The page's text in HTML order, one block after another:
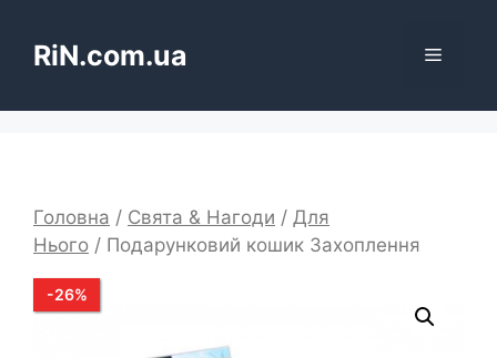
вмістуRiN.com.ua Меню
Головна / Свята & Нагоди / Для
Нього / Подарунковий кошик Захоплення
-26%